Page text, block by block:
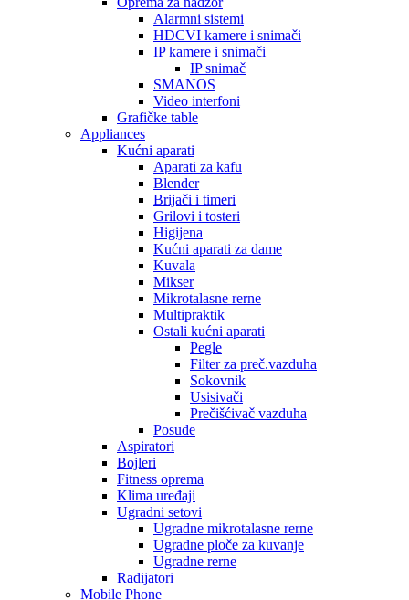
Alarmni sistemi
HDCVI kamere i snimači
IP kamere i snimači
IP snimač
SMANOS
Video interfoni
Grafičke table
Appliances
Kućni aparati
Aparati za kafu
Blender
Brijači i timeri
Grilovi i tosteri
Higijena
Kućni aparati za dame
Kuvala
Mikser
Mikrotalasne rerne
Multipraktik
Ostali kućni aparati
Pegle
Filter za preč.vazduha
Sokovnik
Usisivači
Prečišćivač vazduha
Posuđe
Aspiratori
Bojleri
Fitness oprema
Klima uređaji
Ugradni setovi
Ugradne mikrotalasne rerne
Ugradne ploče za kuvanje
Ugradne rerne
Radijatori
Mobile Phone